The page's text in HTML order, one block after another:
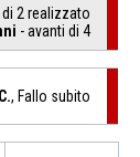
2 realizzato
- avanti di 4
, Fallo subito